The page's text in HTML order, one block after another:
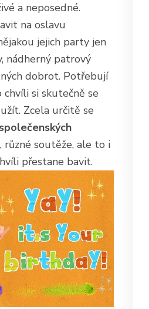
a neposedné.
na oslavu
jejich party jen
nádherný patrový
dobrot. Potřebují
si skutečně se
Zcela určitě se
společenských
, různé soutěže, ale to i
přestane bavit.